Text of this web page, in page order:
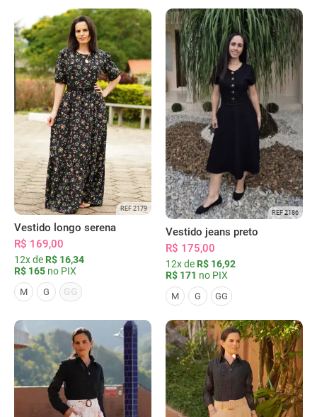
REF 2179
Vestido longo serena
R$ 169,00
12x de R$ 16,34
R$ 165 no PIX
M G GG
REF 2186
Vestido jeans preto
R$ 175,00
12x de R$ 16,92
R$ 171 no PIX
M G GG